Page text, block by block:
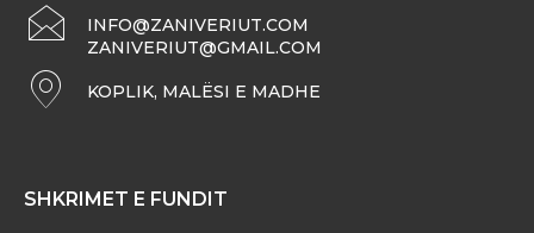
INFO@ZANIVERIUT.COM
ZANIVERIUT@GMAIL.COM
KOPLIK, MALËSI E MADHE
SHKRIMET E FUNDIT